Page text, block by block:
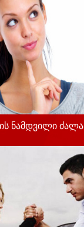
ნამდვილი ძალა